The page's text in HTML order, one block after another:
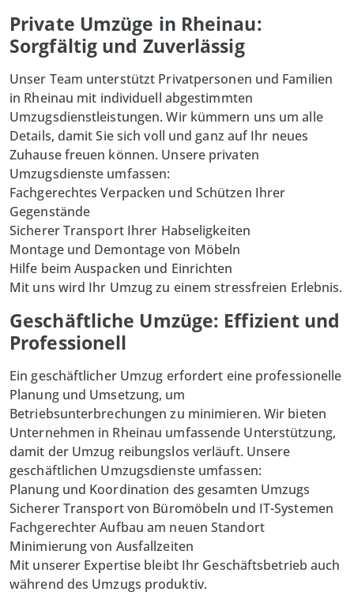
Private Umzüge in Rheinau:
Sorgfältig und Zuverlässig
Unser Team unterstützt Privatpersonen und Familien
in Rheinau mit individuell abgestimmten
Umzugsdienstleistungen. Wir kümmern uns um alle
Details, damit Sie sich voll und ganz auf Ihr neues
Zuhause freuen können. Unsere privaten
Umzugsdienste umfassen:
Fachgerechtes Verpacken und Schützen Ihrer
Gegenstände
Sicherer Transport Ihrer Habseligkeiten
Montage und Demontage von Möbeln
Hilfe beim Auspacken und Einrichten
Mit uns wird Ihr Umzug zu einem stressfreien Erlebnis.
Geschäftliche Umzüge: Effizient und
Professionell
Ein geschäftlicher Umzug erfordert eine professionelle
Planung und Umsetzung, um
Betriebsunterbrechungen zu minimieren. Wir bieten
Unternehmen in Rheinau umfassende Unterstützung,
damit der Umzug reibungslos verläuft. Unsere
geschäftlichen Umzugsdienste umfassen:
Planung und Koordination des gesamten Umzugs
Sicherer Transport von Büromöbeln und IT-Systemen
Fachgerechter Aufbau am neuen Standort
Minimierung von Ausfallzeiten
Mit unserer Expertise bleibt Ihr Geschäftsbetrieb auch
während des Umzugs produktiv.